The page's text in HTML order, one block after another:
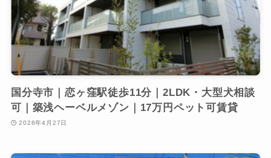
国分寺市｜恋ヶ窪駅徒歩11分｜2LDK・大型犬相談
可｜築浅ヘーベルメゾン｜17万円ペット可賃貸
2026年4月27日